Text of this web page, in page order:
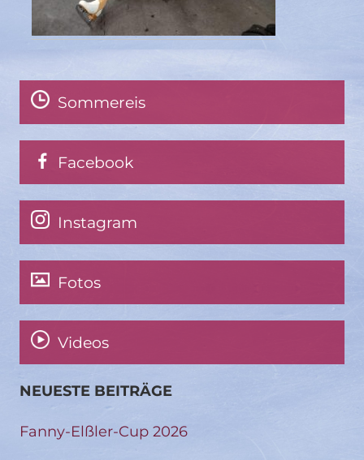
Sommereis
Facebook
Instagram
Fotos
Videos
NEUESTE BEITRÄGE
Fanny-Elßler-Cup 2026